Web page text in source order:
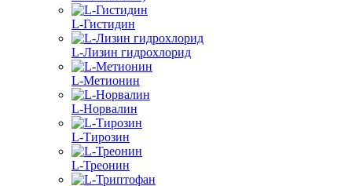
L-Гистидин
L-Лизин гидрохлорид
L-Метионин
L-Норвалин
L-Тирозин
L-Треонин